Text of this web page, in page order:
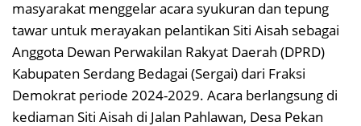
masyarakat menggelar acara syukuran dan tepung
tawar untuk merayakan pelantikan Siti Aisah sebagai
Anggota Dewan Perwakilan Rakyat Daerah (DPRD)
Kabupaten Serdang Bedagai (Sergai) dari Fraksi
Demokrat periode 2024-2029. Acara berlangsung di
kediaman Siti Aisah di Jalan Pahlawan, Desa Pekan